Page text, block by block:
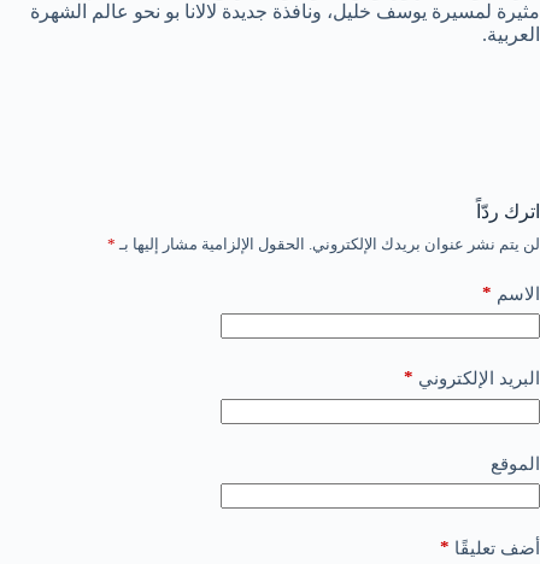
مثيرة لمسيرة يوسف خليل، ونافذة جديدة لالانا بو نحو عالم الشهرة
العربية.
اترك ردّاً
لن يتم نشر عنوان بريدك الإلكتروني. الحقول الإلزامية مشار إليها بـ *
الاسم *
البريد الإلكتروني *
الموقع
أضف تعليقًا *